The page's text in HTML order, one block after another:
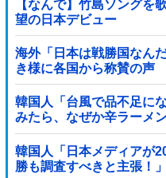
【なんで】竹島ソングを
望の日本デビュー
海外「日本は戦勝国なん
き様に各国から称賛の声
韓国人「台風で品不足に
みたら、なぜか辛ラーメ
す…」
韓国人「日本メディアが
勝も調査すべきと主張！